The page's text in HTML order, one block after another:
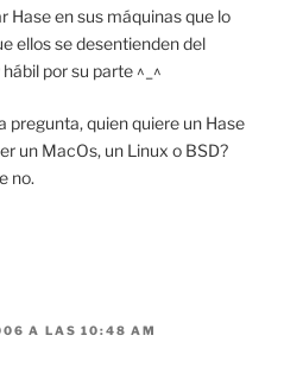
Hase en sus máquinas que lo
ellos se desentienden del
por su parte ^_^
pregunta, quien quiere un Hase
un MacOs, un Linux o BSD?
no.
A LAS 10:48 AM